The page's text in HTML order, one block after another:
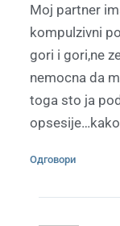
Moj partner
kompulzivni
gori i gori,ne
nemocna da
toga sto ja
opsesije…kako
Одговори